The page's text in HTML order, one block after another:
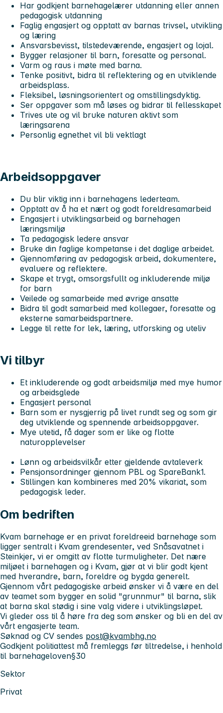
Har godkjent barnehagelærer utdanning eller annen
pedagogisk utdanning
Faglig engasjert og opptatt av barnas trivsel, utvikling
og læring
Ansvarsbevisst, tilstedeværende, engasjert og lojal.
Bygger relasjoner til barn, foresatte og personal.
Varm og raus i møte med barna.
Tenke positivt, bidra til reflektering og en utviklende
arbeidsplass.
Fleksibel, løsningsorientert og omstillingsdyktig.
Ser oppgaver som må løses og bidrar til fellesskapet
Trives ute og vil bruke naturen aktivt som
læringsarena
Personlig egnethet vil bli vektlagt
Arbeidsoppgaver
Du blir viktig inn i barnehagens lederteam.
Opptatt av å ha et nært og godt foreldresamarbeid
Engasjert i utviklingsarbeid og barnehagen
læringsmiljø
Ta pedagogisk ledere ansvar
Bruke din faglige kompetanse i det daglige arbeidet.
Gjennomføring av pedagogisk arbeid, dokumentere,
evaluere og reflektere.
Skape et trygt, omsorgsfullt og inkluderende miljø
for barn
Veilede og samarbeide med øvrige ansatte
Bidra til godt samarbeid med kollegaer, foresatte og
eksterne samarbeidspartnere.
Legge til rette for lek, læring, utforsking og uteliv
Vi tilbyr
Et inkluderende og godt arbeidsmiljø med mye humor
og arbeidsglede
Engasjert personal
Barn som er nysgjerrig på livet rundt seg og som gir
deg utviklende og spennende arbeidsoppgaver.
Mye utetid, få dager som er like og flotte
naturopplevelser
Lønn og arbeidsvilkår etter gjeldende avtaleverk
Pensjonsordninger gjennom PBL og SpareBank1.
Stillingen kan kombineres med 20% vikariat, som
pedagogisk leder.
Om bedriften
Kvam barnehage er en privat foreldreeid barnehage som
ligger sentralt i Kvam grendesenter, ved Snåsavatnet i
Steinkjer, vi er omgitt av flotte turmuligheter. Det nære
miljøet i barnehagen og i Kvam, gjør at vi blir godt kjent
med hverandre, barn, foreldre og bygda generelt.
Gjennom vårt pedagogiske arbeid ønsker vi å være en del
av teamet som bygger en solid "grunnmur" til barna, slik
at barna skal stødig i sine valg videre i utviklingsløpet.
Vi gleder oss til å høre fra deg som ønsker og bli en del av
vårt engasjerte team.
Søknad og CV sendes post@kvambhg.no
Godkjent politiattest må fremleggs før tiltredelse, i henhold
til barnehageloven§30
Sektor
Privat